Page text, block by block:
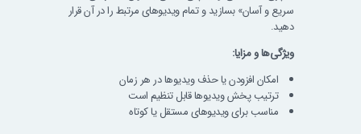
سریع و آسان» بسازید و تمام ویدیوهای مرتبط را در آن قرار
دهید.
ویژگی‌ها و مزایا:
امکان افزودن یا حذف ویدیوها در هر زمان
ترتیب پخش ویدیوها قابل تنظیم است
مناسب برای ویدیوهای مستقل یا کوتاه